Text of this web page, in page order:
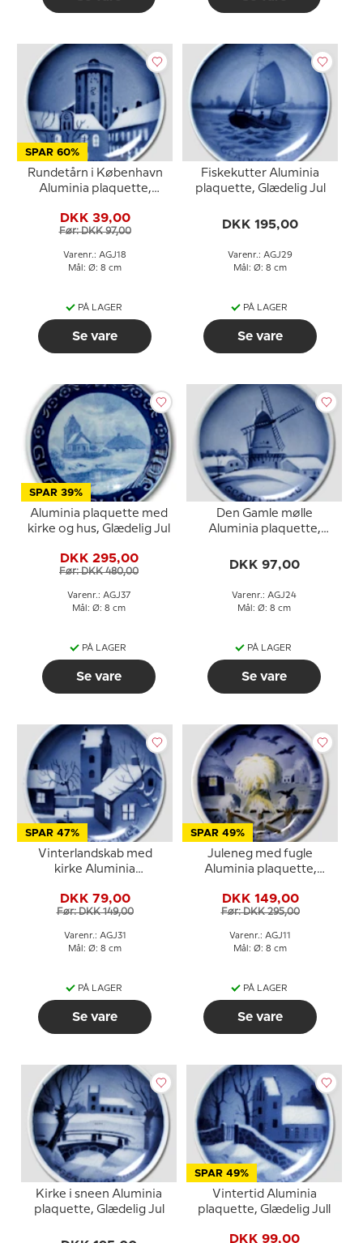
SPAR 60%
Rundetårn i København
Aluminia plaquette,
DKK 39,00
Før: DKK 97,00
Varenr.: AGJ18
Mål: Ø: 8 cm
PÅ LAGER
Se vare
Fiskekutter Aluminia
plaquette, Glædelig Jul
DKK 195,00
Varenr.: AGJ29
Mål: Ø: 8 cm
PÅ LAGER
Se vare
SPAR 39%
Aluminia plaquette med
kirke og hus, Glædelig Jul
DKK 295,00
Før: DKK 480,00
Varenr.: AGJ37
Mål: Ø: 8 cm
PÅ LAGER
Se vare
Den Gamle mølle
Aluminia plaquette,
DKK 97,00
Varenr.: AGJ24
Mål: Ø: 8 cm
PÅ LAGER
Se vare
SPAR 47%
Vinterlandskab med
kirke Aluminia
DKK 79,00
Før: DKK 149,00
Varenr.: AGJ31
Mål: Ø: 8 cm
PÅ LAGER
Se vare
SPAR 49%
Juleneg med fugle
Aluminia plaquette,
DKK 149,00
Før: DKK 295,00
Varenr.: AGJ11
Mål: Ø: 8 cm
PÅ LAGER
Se vare
Kirke i sneen Aluminia
plaquette, Glædelig Jul
SPAR 49%
Vintertid Aluminia
plaquette, Glædelig Jull
DKK 99,00